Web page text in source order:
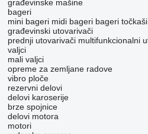
građevinske mašine
bageri
mini bageri midi bageri bageri točkaši
građevinski utovarivači
prednji utovarivači multifunkcionalni
valjci
mali valjci
opreme za zemljane radove
vibro ploče
rezervni delovi
delovi karoserije
brze spojnice
delovi motora
motori